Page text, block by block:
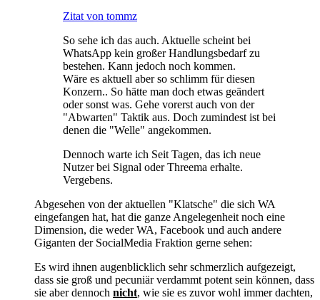
Zitat von tommz
So sehe ich das auch. Aktuelle scheint bei
WhatsApp kein großer Handlungsbedarf zu
bestehen. Kann jedoch noch kommen.
Wäre es aktuell aber so schlimm für diesen
Konzern.. So hätte man doch etwas geändert
oder sonst was. Gehe vorerst auch von der
"Abwarten" Taktik aus. Doch zumindest ist bei
denen die "Welle" angekommen.
Dennoch warte ich Seit Tagen, das ich neue
Nutzer bei Signal oder Threema erhalte.
Vergebens.
Abgesehen von der aktuellen "Klatsche" die sich WA
eingefangen hat, hat die ganze Angelegenheit noch eine
Dimension, die weder WA, Facebook und auch andere
Giganten der SocialMedia Fraktion gerne sehen:
Es wird ihnen augenblicklich sehr schmerzlich aufgezeigt,
dass sie groß und pecuniär verdammt potent sein können, dass
sie aber dennoch nicht, wie sie es zuvor wohl immer dachten,